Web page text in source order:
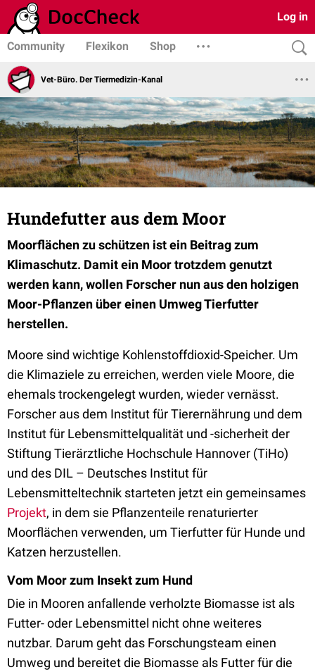
Log in
Community Flexikon Shop
Vet-Büro. Der Tiermedizin-Kanal
Hundefutter aus dem Moor
Moorflächen zu schützen ist ein Beitrag zum
Klimaschutz. Damit ein Moor trotzdem genutzt
werden kann, wollen Forscher nun aus den holzigen
Moor-Pflanzen über einen Umweg Tierfutter
herstellen.
Moore sind wichtige Kohlenstoffdioxid-Speicher. Um
die Klimaziele zu erreichen, werden viele Moore, die
ehemals trockengelegt wurden, wieder vernässt.
Forscher aus dem Institut für Tierernährung und dem
Institut für Lebensmittelqualität und -sicherheit der
Stiftung Tierärztliche Hochschule Hannover (TiHo)
und des DIL – Deutsches Institut für
Lebensmitteltechnik starteten jetzt ein gemeinsames
Projekt, in dem sie Pflanzenteile renaturierter
Moorflächen verwenden, um Tierfutter für Hunde und
Katzen herzustellen.
Vom Moor zum Insekt zum Hund
Die in Mooren anfallende verholzte Biomasse ist als
Futter- oder Lebensmittel nicht ohne weiteres
nutzbar. Darum geht das Forschungsteam einen
Umweg und bereitet die Biomasse als Futter für die